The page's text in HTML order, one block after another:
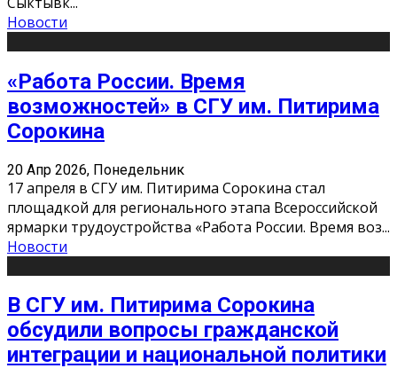
Новости
«Работа России. Время
возможностей» в СГУ им. Питирима
Сорокина
20 Апр 2026, Понедельник
17 апреля в СГУ им. Питирима Сорокина стал
площадкой для регионального этапа Всероссийской
ярмарки трудоустройства «Работа России. Время воз...
Новости
В СГУ им. Питирима Сорокина
обсудили вопросы гражданской
интеграции и национальной политики